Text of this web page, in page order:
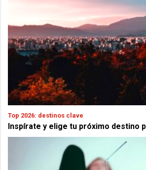
Top 2026: destinos clave
Inspírate y elige tu próximo destino